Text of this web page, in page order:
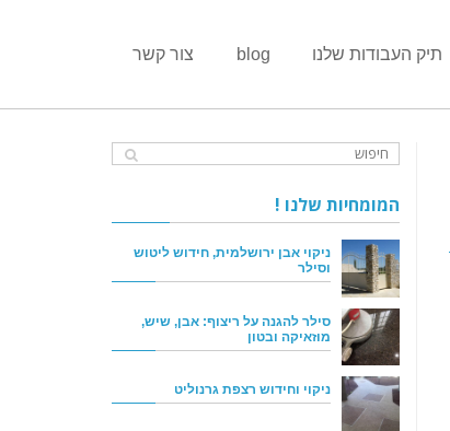
תיק העבודות שלנו blog צור קשר
המומחיות שלנו !
ניקוי אבן ירושלמית, חידוש ליטוש
וסילר
סילר להגנה על ריצוף: אבן, שיש,
מוזאיקה ובטון
ניקוי וחידוש רצפת גרנוליט